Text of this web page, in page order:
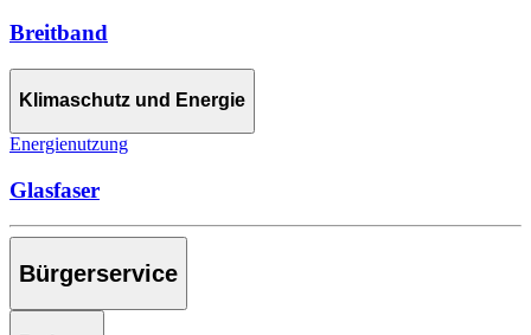
Breitband
Klimaschutz und Energie
Energienutzung
Glasfaser
Bürgerservice